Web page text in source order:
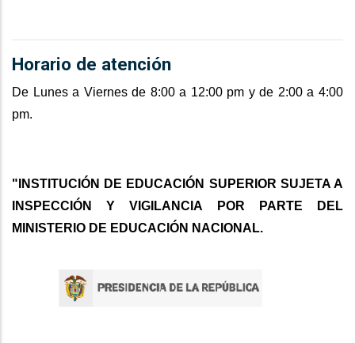
Horario de atención
De Lunes a Viernes de 8:00 a 12:00 pm y de 2:00 a 4:00
pm.
"INSTITUCIÓN DE EDUCACIÓN SUPERIOR SUJETA A
INSPECCIÓN Y VIGILANCIA POR PARTE DEL
MINISTERIO DE EDUCACIÓN NACIONAL.